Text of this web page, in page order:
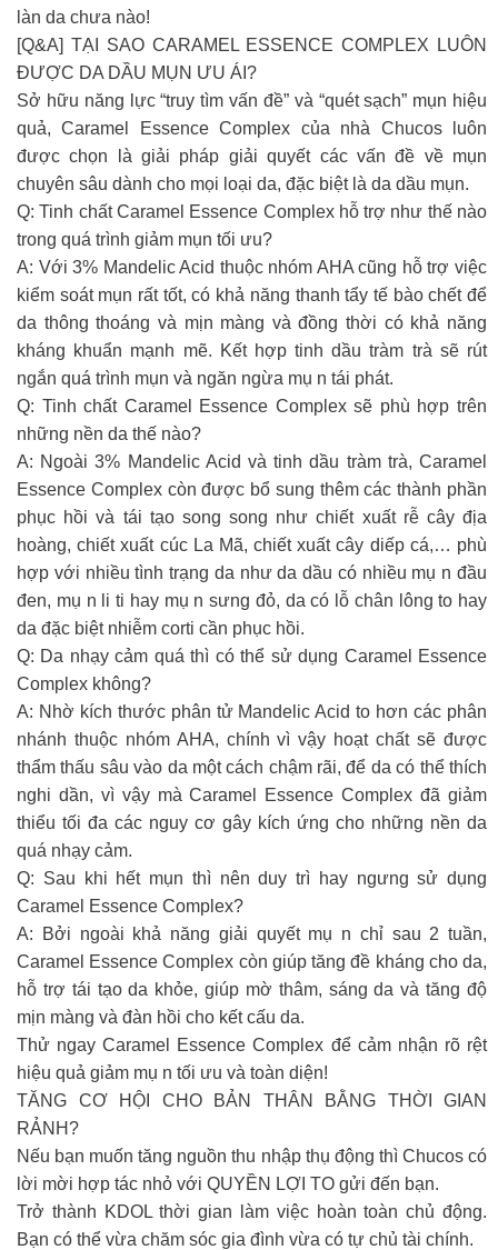
làn da chưa nào!
[Q&A] TẠI SAO CARAMEL ESSENCE COMPLEX LUÔN
ĐƯỢC DA DẦU MỤN ƯU ÁI?
Sở hữu năng lực “truy tìm vấn đề” và “quét sạch” mụn hiệu
quả, Caramel Essence Complex của nhà Chucos luôn
được chọn là giải pháp giải quyết các vấn đề về mụn
chuyên sâu dành cho mọi loại da, đặc biệt là da dầu mụn.
Q: Tinh chất Caramel Essence Complex hỗ trợ như thế nào
trong quá trình giảm mụn tối ưu?
A: Với 3% Mandelic Acid thuộc nhóm AHA cũng hỗ trợ việc
kiểm soát mụn rất tốt, có khả năng thanh tẩy tế bào chết để
da thông thoáng và mịn màng và đồng thời có khả năng
kháng khuẩn mạnh mẽ. Kết hợp tinh dầu tràm trà sẽ rút
ngắn quá trình mụn và ngăn ngừa mụ n tái phát.
Q: Tinh chất Caramel Essence Complex sẽ phù hợp trên
những nền da thế nào?
A: Ngoài 3% Mandelic Acid và tinh dầu tràm trà, Caramel
Essence Complex còn được bổ sung thêm các thành phần
phục hồi và tái tạo song song như chiết xuất rễ cây địa
hoàng, chiết xuất cúc La Mã, chiết xuất cây diếp cá,… phù
hợp với nhiều tình trạng da như da dầu có nhiều mụ n đầu
đen, mụ n li ti hay mụ n sưng đỏ, da có lỗ chân lông to hay
da đặc biệt nhiễm corti cần phục hồi.
Q: Da nhạy cảm quá thì có thể sử dụng Caramel Essence
Complex không?
A: Nhờ kích thước phân tử Mandelic Acid to hơn các phân
nhánh thuộc nhóm AHA, chính vì vậy hoạt chất sẽ được
thẩm thấu sâu vào da một cách chậm rãi, để da có thể thích
nghi dần, vì vậy mà Caramel Essence Complex đã giảm
thiểu tối đa các nguy cơ gây kích ứng cho những nền da
quá nhạy cảm.
Q: Sau khi hết mụn thì nên duy trì hay ngưng sử dụng
Caramel Essence Complex?
A: Bởi ngoài khả năng giải quyết mụ n chỉ sau 2 tuần,
Caramel Essence Complex còn giúp tăng đề kháng cho da,
hỗ trợ tái tạo da khỏe, giúp mờ thâm, sáng da và tăng độ
mịn màng và đàn hồi cho kết cấu da.
Thử ngay Caramel Essence Complex để cảm nhận rõ rệt
hiệu quả giảm mụ n tối ưu và toàn diện!
TĂNG CƠ HỘI CHO BẢN THÂN BẰNG THỜI GIAN
RẢNH?
Nếu bạn muốn tăng nguồn thu nhập thụ động thì Chucos có
lời mời hợp tác nhỏ với QUYỀN LỢI TO gửi đến bạn.
Trở thành KDOL thời gian làm việc hoàn toàn chủ động.
Bạn có thể vừa chăm sóc gia đình vừa có tự chủ tài chính.